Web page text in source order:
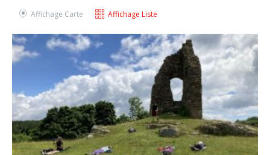
Affichage Carte Affichage Liste